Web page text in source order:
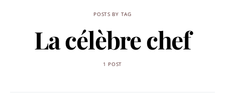
POSTS BY TAG
La célèbre chef
1 POST